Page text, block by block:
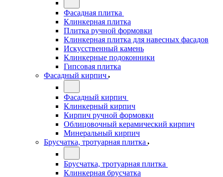
Фасадная плитка
Клинкерная плитка
Плитка ручной формовки
Клинкерная плитка для навесных фасадов
Искусственный камень
Клинкерные подоконники
Гипсовая плитка
Фасадный кирпич
Фасадный кирпич
Клинкерный кирпич
Кирпич ручной формовки
Облицовочный керамический кирпич
Минеральный кирпич
Брусчатка, тротуарная плитка
Брусчатка, тротуарная плитка
Клинкерная брусчатка